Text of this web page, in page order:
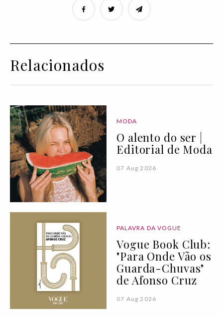
Relacionados
MODA
O alento do ser |
Editorial de Moda
07 Aug 2026
PALAVRA DA VOGUE
Vogue Book Club:
"Para Onde Vão os
Guarda-Chuvas"
de Afonso Cruz
07 Aug 2026